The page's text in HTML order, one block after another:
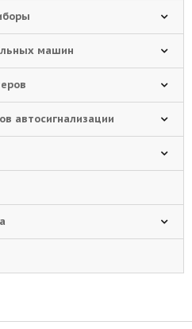
машин
автосигнализации